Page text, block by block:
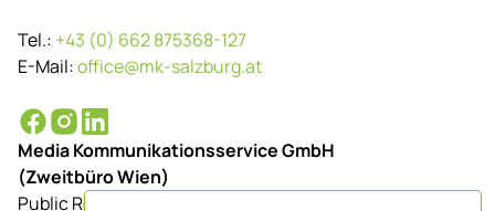
Tel.: +43 (0) 662 875368-127
E-Mail:office@mk-salzburg.at
Media Kommunikationsservice GmbH
(Zweitbüro Wien)
Public Relations-Agentur für Tourismus